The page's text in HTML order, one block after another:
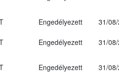
Engedélyezett
31/
Engedélyezett
31/
Engedélyezett 31/